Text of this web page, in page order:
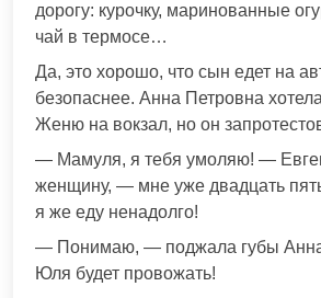
дорогу: курочку, маринованные
чай в термосе…
Да, это хорошо, что сын едет на
безопаснее. Анна Петровна
Женю на вокзал, но он
— Мамуля, я тебя умоляю! —
женщину, — мне уже двадцать
я же еду ненадолго!
— Понимаю, — поджала губы
Юля будет провожать!